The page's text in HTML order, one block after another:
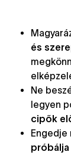
és
Ne
legyen
cipők
Engedje